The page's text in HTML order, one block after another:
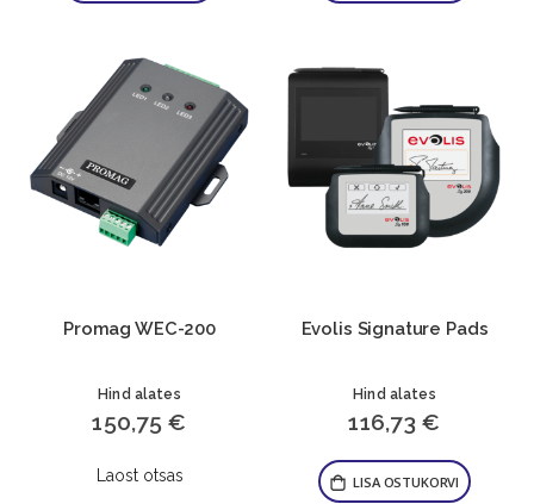
Promag WEC-200
Hind alates
150,75 €
Laost otsas
Evolis Signature Pads
Hind alates
116,73 €
LISA OSTUKORVI